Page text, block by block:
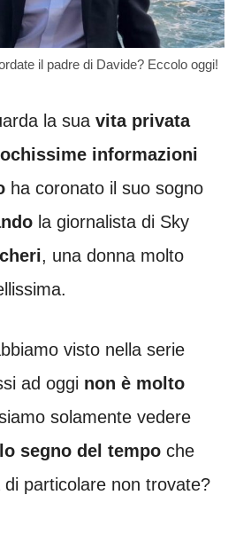
il padre di Davide? Eccolo oggi!
la sua vita privata
informazioni
ha coronato il suo sogno
la giornalista di Sky
, una donna molto
visto nella serie
ad oggi non è molto
solamente vedere
segno del tempo che
di particolare non trovate?